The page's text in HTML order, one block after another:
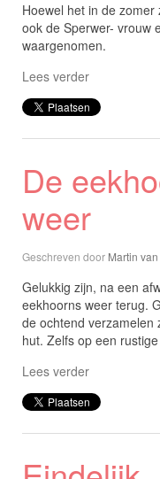
Hoewel het in de
ook de Sperwer- vrouw
waargenomen.
Lees verder
De
weer
Geschreven door Martin
Gelukkig zijn, na een
eekhoorns weer terug.
de ochtend verzamelen
hut. Zelfs op een
Lees verder